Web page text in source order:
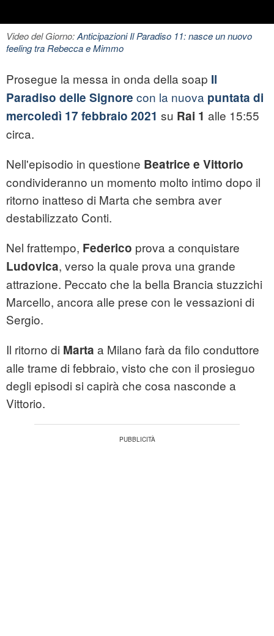
Video del Giorno:Anticipazioni Il Paradiso 11: nasce un nuovo
feeling tra Rebecca e Mimmo
Prosegue la messa in onda della soap Il
Paradiso delle Signore con la nuova puntata di
mercoledì 17 febbraio 2021 su Rai 1 alle 15:55
circa.
Nell'episodio in questione Beatrice e Vittorio
condivideranno un momento molto intimo dopo il
ritorno inatteso di Marta che sembra aver
destabilizzato Conti.
Nel frattempo, Federico prova a conquistare
Ludovica, verso la quale prova una grande
attrazione. Peccato che la bella Brancia stuzzichi
Marcello, ancora alle prese con le vessazioni di
Sergio.
Il ritorno di Marta a Milano farà da filo conduttore
alle trame di febbraio, visto che con il prosieguo
degli episodi si capirà che cosa nasconde a
Vittorio.